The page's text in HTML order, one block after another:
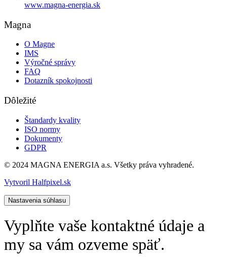
www.magna-energia.sk
Magna
O Magne
IMS
Výročné správy
FAQ
Dotazník spokojnosti
Dôležité
Štandardy kvality
ISO normy
Dokumenty
GDPR
© 2024 MAGNA ENERGIA a.s. Všetky práva vyhradené.
Vytvoril Halfpixel.sk
Nastavenia súhlasu
Vyplňte vaše kontaktné údaje a
my sa vám ozveme späť.